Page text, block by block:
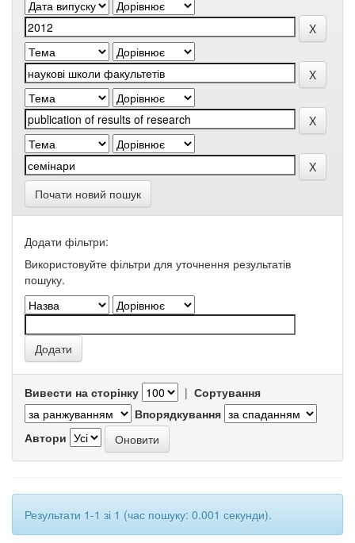
Почати новий пошук
Додати фільтри:
Використовуйте фільтри для уточнення результатів
пошуку.
Вивести на сторінку | Сортування
Впорядкування
Автори
Результати 1-1 зі 1 (час пошуку: 0.001 секунди).